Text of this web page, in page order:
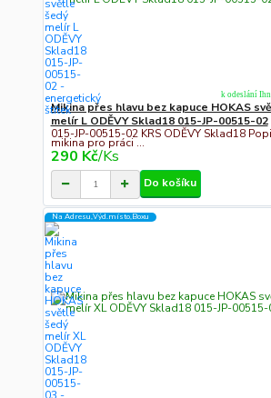
Mikina přes hlavu bez kapuce HOKAS
melír L ODĚVY Sklad18 015-JP-00515-02
015-JP-00515-02 KRS ODĚVY Sklad18
mikina pro práci ...
290 Kč/Ks
k odeslání
Do košíku
Na Adresu,Výd.místo,Boxu